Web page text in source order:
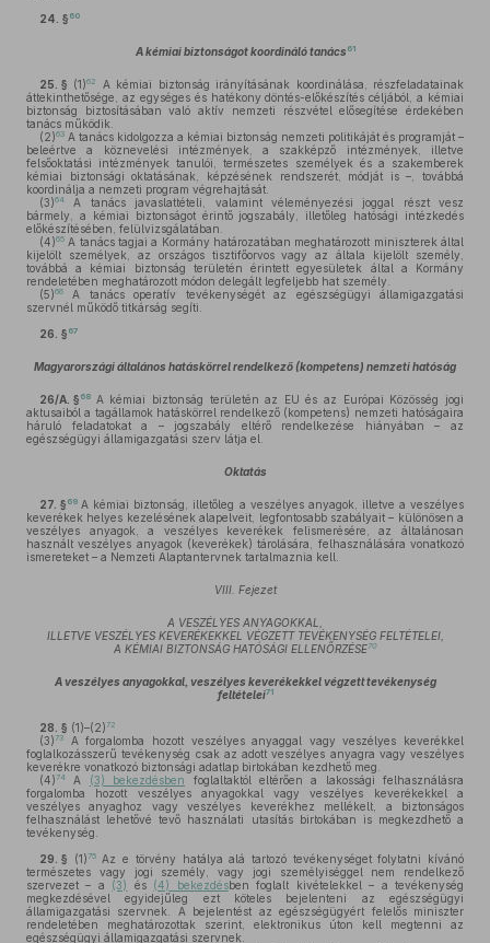
24. § 60
A kémiai biztonságot koordináló tanács 61
25. § (1)62
A kémiai biztonság irányításának koordinálása, részfeladatainak
áttekinthetősége, az egységes és hatékony döntés-előkészítés céljából, a kémiai
biztonság biztosításában való aktív nemzeti részvétel elősegítése érdekében
tanács működik.
(2)63 A tanács kidolgozza a kémiai biztonság nemzeti politikáját és programját –
beleértve a köznevelési intézmények, a szakképző intézmények, illetve
felsőoktatási intézmények tanulói, természetes személyek és a szakemberek
kémiai biztonsági oktatásának, képzésének rendszerét, módját is –, továbbá
koordinálja a nemzeti program végrehajtását.
(3)64
A tanács javaslattételi, valamint véleményezési joggal részt vesz
bármely, a kémiai biztonságot érintő jogszabály, illetőleg hatósági intézkedés
előkészítésében, felülvizsgálatában.
(4)65 A tanács tagjai a Kormány határozatában meghatározott miniszterek által
kijelölt személyek, az országos tisztifőorvos vagy az általa kijelölt személy,
továbbá a kémiai biztonság területén érintett egyesületek által a Kormány
rendeletében meghatározott módon delegált legfeljebb hat személy.
(5)66
A tanács operatív tevékenységét az egészségügyi államigazgatási
szervnél működő titkárság segíti.
26. § 67
Magyarországi általános hatáskörrel rendelkező (kompetens) nemzeti hatóság
26/A. § 68 A kémiai biztonság területén az EU és az Európai Közösség jogi
aktusaiból a tagállamok hatáskörrel rendelkező (kompetens) nemzeti hatóságaira
háruló feladatokat a – jogszabály eltérő rendelkezése hiányában – az
egészségügyi államigazgatási szerv látja el.
Oktatás
27. § 69 A kémiai biztonság, illetőleg a veszélyes anyagok, illetve a veszélyes
keverékek helyes kezelésének alapelveit, legfontosabb szabályait – különösen a
veszélyes anyagok, a veszélyes keverékek felismerésére, az általánosan
használt veszélyes anyagok (keverékek) tárolására, felhasználására vonatkozó
ismereteket – a Nemzeti Alaptantervnek tartalmaznia kell.
VIII. Fejezet
A VESZÉLYES ANYAGOKKAL,
ILLETVE VESZÉLYES KEVERÉKEKKEL VÉGZETT TEVÉKENYSÉG FELTÉTELEI,
A KÉMIAI BIZTONSÁG HATÓSÁGI ELLENŐRZÉSE70
A veszélyes anyagokkal, veszélyes keverékekkel végzett tevékenység
feltételei71
28. § (1)–(2)72
(3)73
A forgalomba hozott veszélyes anyaggal vagy veszélyes keverékkel
foglalkozásszerű tevékenység csak az adott veszélyes anyagra vagy veszélyes
keverékre vonatkozó biztonsági adatlap birtokában kezdhető meg.
(4)74 A (3) bekezdésben foglaltaktól eltérően a lakossági felhasználásra
forgalomba hozott veszélyes anyagokkal vagy veszélyes keverékekkel a
veszélyes anyaghoz vagy veszélyes keverékhez mellékelt, a biztonságos
felhasználást lehetővé tevő használati utasítás birtokában is megkezdhető a
tevékenység.
29. § (1)75Az e törvény hatálya alá tartozó tevékenységet folytatni kívánó
természetes vagy jogi személy, vagy jogi személyiséggel nem rendelkező
szervezet – a (3) és (4) bekezdésben foglalt kivételekkel – a tevékenység
megkezdésével egyidejűleg ezt köteles bejelenteni az egészségügyi
államigazgatási szervnek. A bejelentést az egészségügyért felelős miniszter
rendeletében meghatározottak szerint, elektronikus úton kell megtenni az
egészségügyi államigazgatási szervnek.